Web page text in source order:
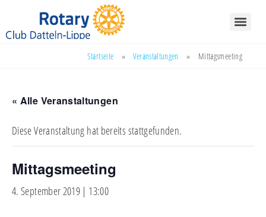
Startseite » Veranstaltungen » Mittagsmeeting
« Alle Veranstaltungen
Diese Veranstaltung hat bereits stattgefunden.
Mittagsmeeting
4. September 2019 | 13:00